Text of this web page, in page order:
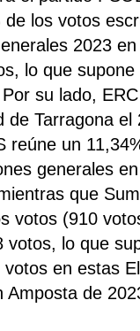
de los votos
2023
lo que supone
su lado, ERC
de Tarragona el
reúne un
generales
que
votos (910
votos, lo que
en estas
Amposta de